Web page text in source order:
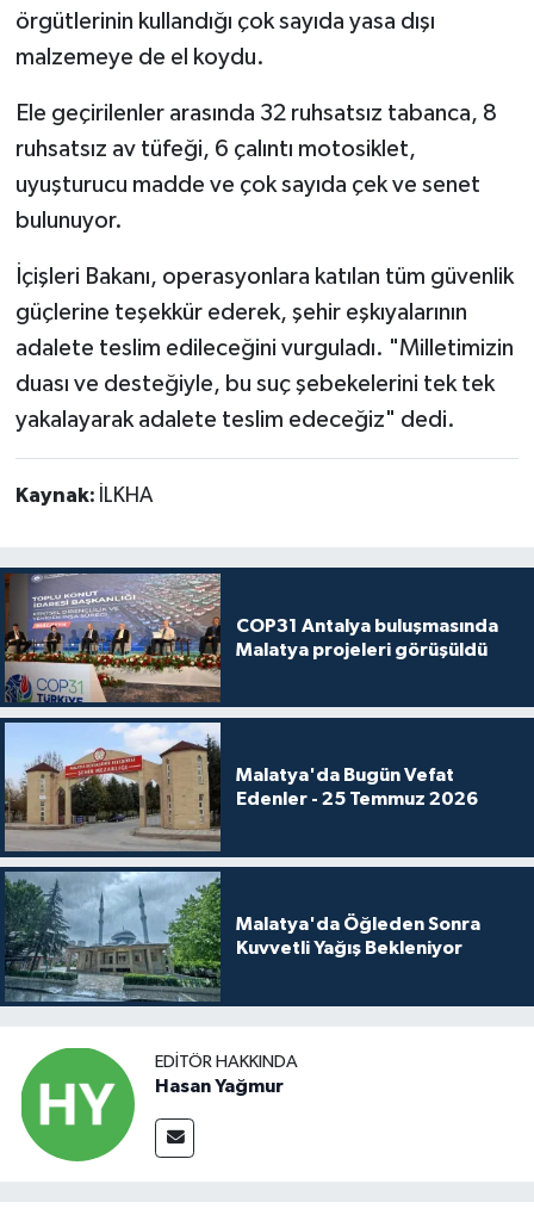
örgütlerinin kullandığı çok sayıda yasa dışı
malzemeye de el koydu.
Ele geçirilenler arasında 32 ruhsatsız tabanca, 8
ruhsatsız av tüfeği, 6 çalıntı motosiklet,
uyuşturucu madde ve çok sayıda çek ve senet
bulunuyor.
İçişleri Bakanı, operasyonlara katılan tüm güvenlik
güçlerine teşekkür ederek, şehir eşkıyalarının
adalete teslim edileceğini vurguladı. "Milletimizin
duası ve desteğiyle, bu suç şebekelerini tek tek
yakalayarak adalete teslim edeceğiz" dedi.
Kaynak: İLKHA
COP31 Antalya buluşmasında
Malatya projeleri görüşüldü
Malatya'da Bugün Vefat
Edenler - 25 Temmuz 2026
Malatya'da Öğleden Sonra
Kuvvetli Yağış Bekleniyor
EDITÖR HAKKINDA
Hasan Yağmur